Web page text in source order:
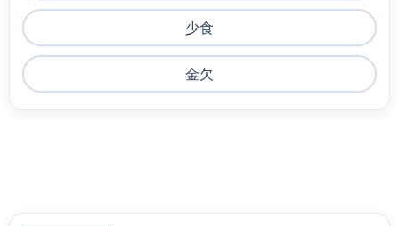
少食
金欠